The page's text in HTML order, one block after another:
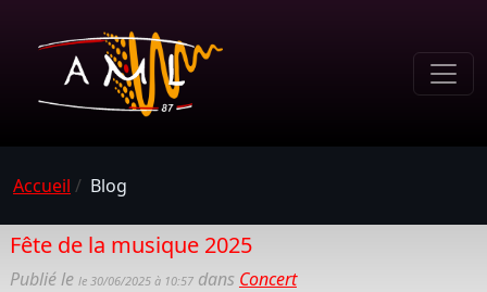
Accueil / Blog
Fête de la musique 2025
Publié le le 30/06/2025 à 10:57dans Concert